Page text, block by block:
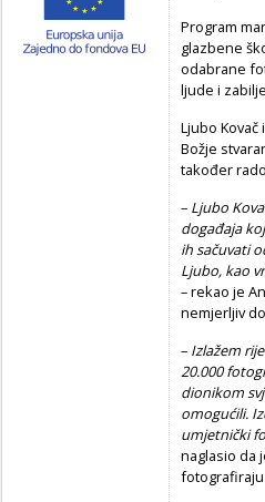
Program
glazbene
odabrane
ljude i
Ljubo
Božje
također
– Ljubo
događaja
ih sačuvati
Ljubo, kao
– rekao je
nemjerljiv
– Izlažem
20.000
dionikom
omogućili.
umjetnički
naglasio da